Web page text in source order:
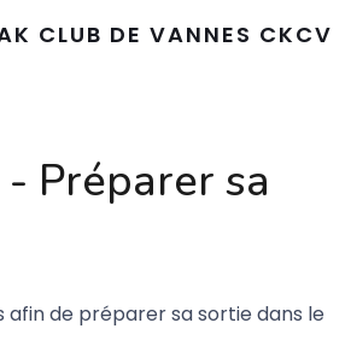
Préparer sa
afin de préparer sa sortie dans le